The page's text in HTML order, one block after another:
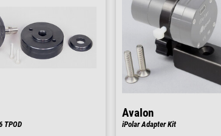
TPOD
Avalon
iPolar Adapter Kit